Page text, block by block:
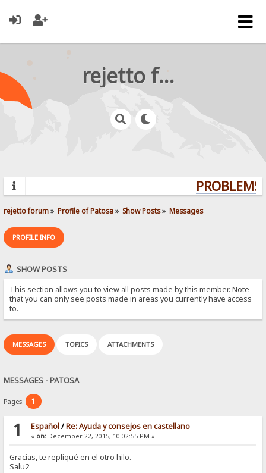
rejetto forum
rejetto forum» Profile of Patosa» Show Posts» Messages
PROFILE INFO
SHOW POSTS
This section allows you to view all posts made by this member. Note
that you can only see posts made in areas you currently have access
to.
MESSAGES TOPICS ATTACHMENTS
MESSAGES - PATOSA
Pages: 1
1 Español/Re: Ayuda y consejos en castellano
« on:December 22, 2015, 10:02:55 PM »
Gracias, te repliqué en el otro hilo.
Salu2